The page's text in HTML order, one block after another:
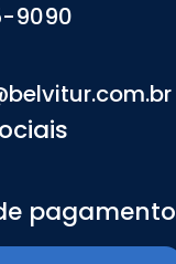
9090
pagamento